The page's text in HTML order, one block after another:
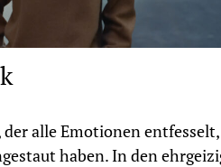
alle Emotionen
haben. In den